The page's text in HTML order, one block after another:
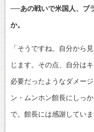
──あの戦いで米国人、ブ
か。
「そうですね。自分から
じます。その点、自分は
必要だったようなダメー
ン・ムンホン館長にしっ
で。館長には感謝していま